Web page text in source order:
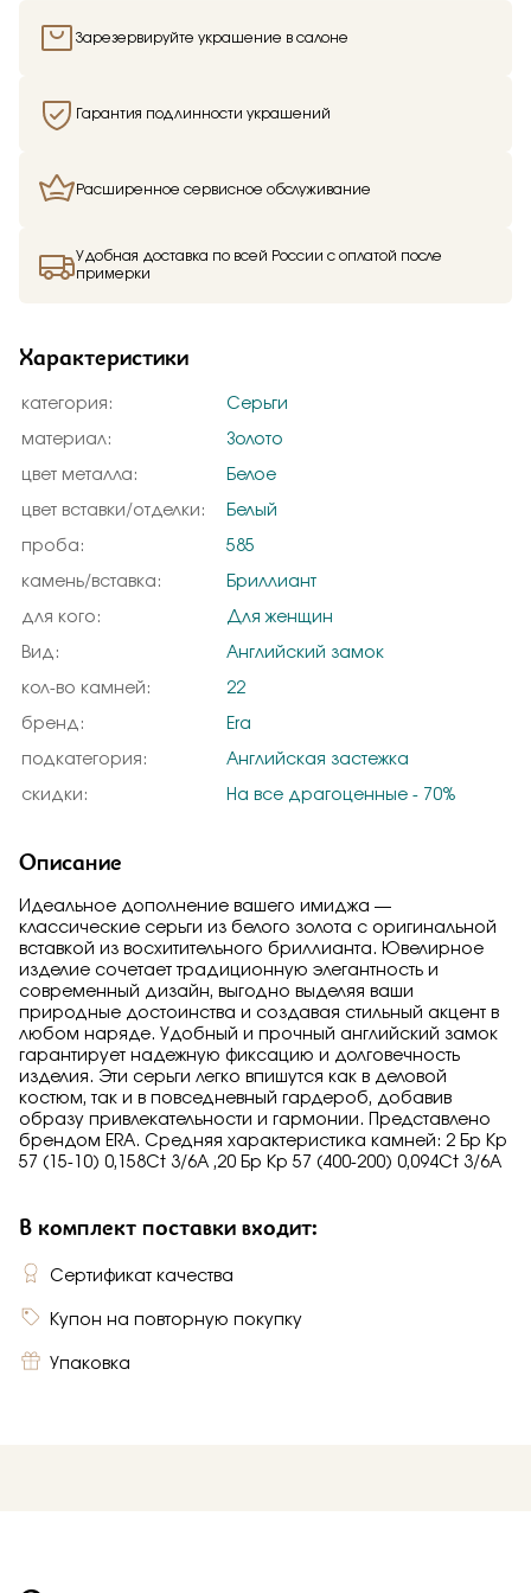
Зарезервируйте украшение в салоне
Гарантия подлинности украшений
Расширенное сервисное обслуживание
Удобная доставка по всей России с оплатой после
примерки
Характеристики
категория: Серьги
материал: Золото
цвет металла: Белое
цвет вставки/отделки: Белый
проба: 585
камень/вставка: Бриллиант
для кого: Для женщин
Вид: Английский замок
кол-во камней: 22
бренд: Era
подкатегория: Английская застежка
скидки: На все драгоценные - 70%
Описание
Идеальное дополнение вашего имиджа —
классические серьги из белого золота с оригинальной
вставкой из восхитительного бриллианта. Ювелирное
изделие сочетает традиционную элегантность и
современный дизайн, выгодно выделяя ваши
природные достоинства и создавая стильный акцент в
любом наряде. Удобный и прочный английский замок
гарантирует надежную фиксацию и долговечность
изделия. Эти серьги легко впишутся как в деловой
костюм, так и в повседневный гардероб, добавив
образу привлекательности и гармонии. Представлено
брендом ERA. Средняя характеристика камней: 2 Бр Кр
57 (15-10) 0,158Ct 3/6А ,20 Бр Кр 57 (400-200) 0,094Ct 3/6А
В комплект поставки входит:
Сертификат качества
Купон на повторную покупку
Упаковка